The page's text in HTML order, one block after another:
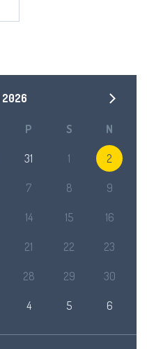
2026
P S N
31 1 2
7 8 9
14 15 16
21 22 23
28 29 30
4 5 6